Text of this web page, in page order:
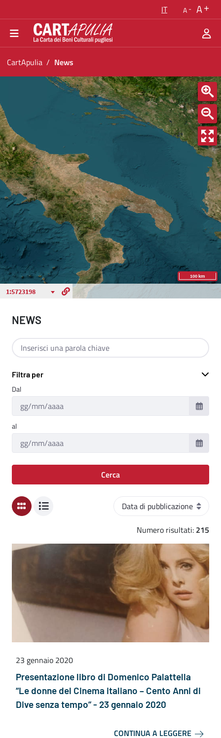
Vai al menu di navigazione
Vai ai contenuti
Vai al footer
IT A A
Ti trovi in:
CartApulia News
NEWS
Ordinamento
Numero risultati: 215
23 gennaio 2020
Presentazione libro di Domenico Palattella
“Le donne del Cinema italiano – Cento Anni di
Dive senza tempo” - 23 gennaio 2020
CONTINUA A LEGGERE
Cerca per testo
Filtra per
Dal
al
Cerca